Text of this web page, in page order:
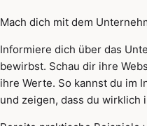
Mach dich mit dem
Informiere dich über das
bewirbst. Schau dir ihre
ihre Werte. So kannst du im
und zeigen, dass du wirklich